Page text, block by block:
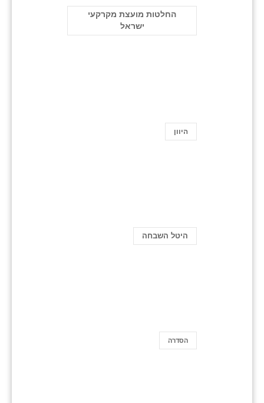
החלטות מועצת מקרקעי
ישראל
היוון
היטל השבחה
הסדרה